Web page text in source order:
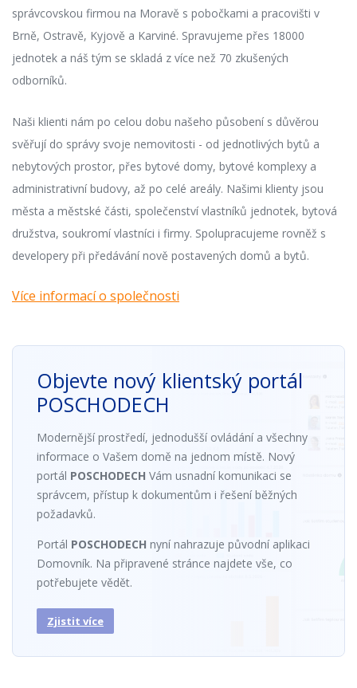
správcovskou firmou na Moravě s pobočkami a pracovišti v
Brně, Ostravě, Kyjově a Karviné. Spravujeme přes 18000
jednotek a náš tým se skladá z více než 70 zkušených
odborníků.
Naši klienti nám po celou dobu našeho působení s důvěrou
svěřují do správy svoje nemovitosti - od jednotlivých bytů a
nebytových prostor, přes bytové domy, bytové komplexy a
administrativní budovy, až po celé areály. Našimi klienty jsou
města a městské části, společenství vlastníků jednotek, bytová
družstva, soukromí vlastníci i firmy. Spolupracujeme rovněž s
developery při předávání nově postavených domů a bytů.
Více informací o společnosti
Objevte nový klientský portál
POSCHODECH
Modernější prostředí, jednodušší ovládání a všechny
informace o Vašem domě na jednom místě. Nový
portál POSCHODECH Vám usnadní komunikaci se
správcem, přístup k dokumentům i řešení běžných
požadavků.
Portál POSCHODECH nyní nahrazuje původní aplikaci
Domovník. Na připravené stránce najdete vše, co
potřebujete vědět.
Zjistit více